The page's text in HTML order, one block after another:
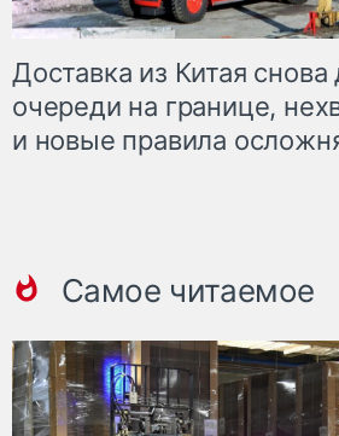
Доставка из Китая
очереди на границе,
и новые правила
Самое читаемое